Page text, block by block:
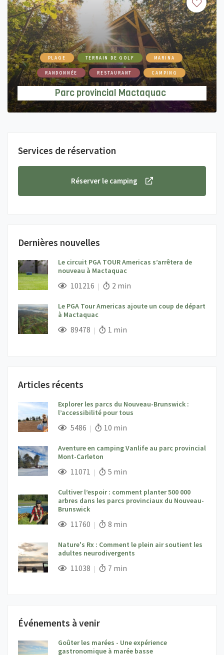
PLAGE TERRAIN DE GOLF MARINA
RANDONNÉE RESTAURANT CAMPING
Parc provincial Mactaquac
Services de réservation
Réserver le camping
Dernières nouvelles
Le circuit PGA TOUR Americas s’arrêtera de
nouveau à Mactaquac
; 101216 Vues; Temps de lecture:
2 min
Le PGA Tour Americas ajoute un coup de départ
à Mactaquac
; 89478 Vues; Temps de lecture:
1 min
Articles récents
Explorer les parcs du Nouveau-Brunswick :
l’accessibilité pour tous
; 5486 Vues; Temps de lecture:
10 min
Aventure en camping Vanlife au parc provincial
Mont-Carleton
; 11071 Vues; Temps de lecture:
5 min
Cultiver l’espoir : comment planter 500 000
arbres dans les parcs provinciaux du Nouveau-
Brunswick
; 11760 Vues; Temps de lecture:
8 min
Nature's Rx : Comment le plein air soutient les
adultes neurodivergents
; 11038 Vues; Temps de lecture:
7 min
Événements à venir
Goûter les marées - Une expérience
gastronomique à marée basse;